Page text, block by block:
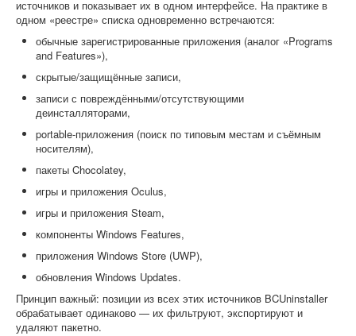
источников и показывает их в одном интерфейсе. На практике в
одном «реестре» списка одновременно встречаются:
обычные зарегистрированные приложения (аналог «Programs
and Features»),
скрытые/защищённые записи,
записи с повреждёнными/отсутствующими
деинсталляторами,
portable-приложения (поиск по типовым местам и съёмным
носителям),
пакеты Chocolatey,
игры и приложения Oculus,
игры и приложения Steam,
компоненты Windows Features,
приложения Windows Store (UWP),
обновления Windows Updates.
Принцип важный: позиции из всех этих источников BCUninstaller
обрабатывает одинаково — их фильтруют, экспортируют и
удаляют пакетно.